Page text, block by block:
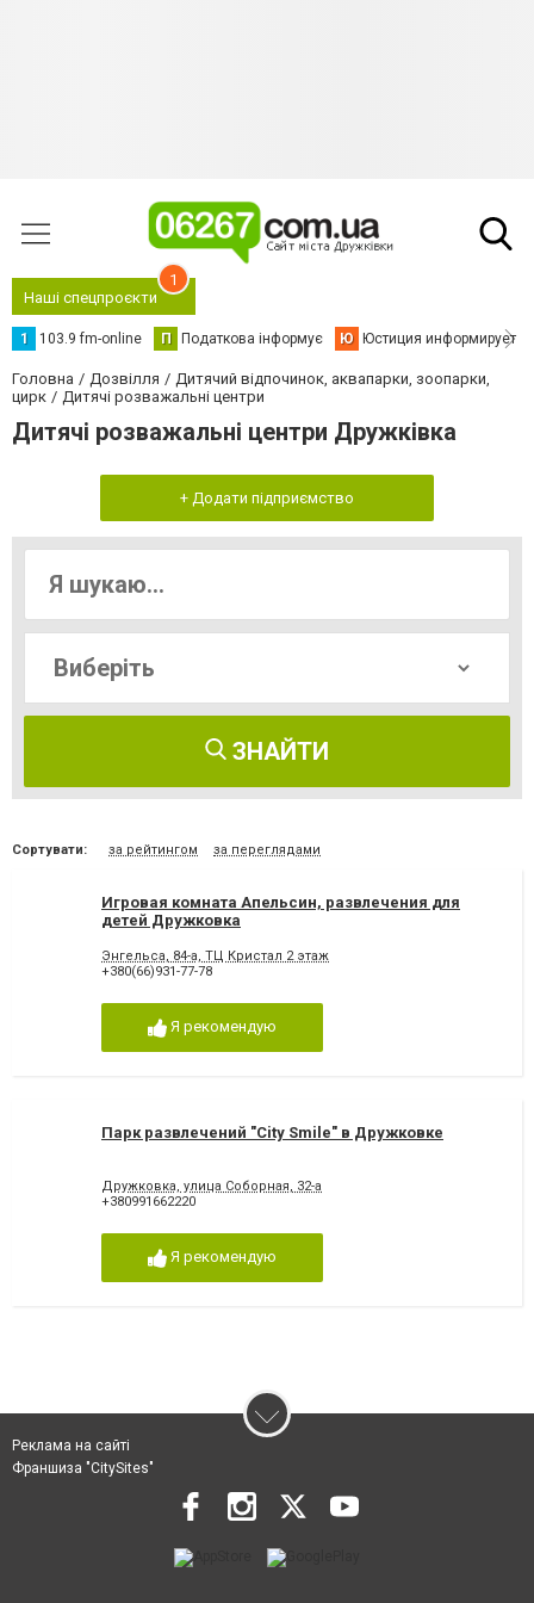
Наші спецпроєкти
1
1 103.9 fm-online П Податкова інформує Ю Юстиция информирует
Головна Дозвілля
Дитячий відпочинок, аквапарки, зоопарки,
цирк
Дитячі розважальні центри
Дитячі розважальні центри Дружківка
+ Додати підприємство
ЗНАЙТИ
Сортувати: за рейтингом за переглядами
Игровая комната Апельсин, развлечения для
детей Дружковка
Энгельса, 84-а, ТЦ Кристал 2 этаж
+380(66)931-77-78
Я рекомендую
Парк развлечений "City Smile" в Дружковке
Дружковка, улица Соборная, 32-а
+380991662220
Я рекомендую
Реклама на сайті
Франшиза "CitySites"